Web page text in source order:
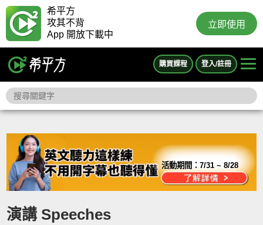
希平方
攻其不背
App 開放下載中
立即使用
購買課程 登入/註冊
活動期間：7/31 ~ 8/28
演講 Speeches